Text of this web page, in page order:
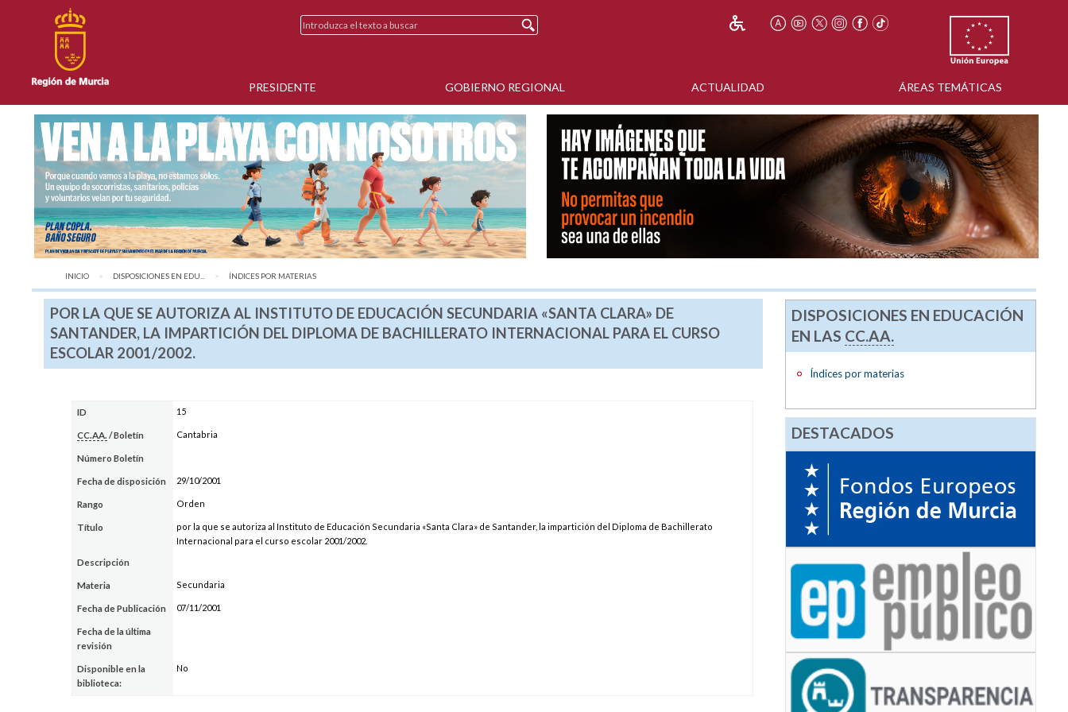
PRESIDENTE GOBIERNO REGIONAL ACTUALIDAD ÁREAS TEMÁTICAS
INICIO DISPOSICIONES EN EDU... AQUÍ:
ÍNDICES POR MATERIAS
POR LA QUE SE AUTORIZA AL INSTITUTO DE EDUCACIÓN SECUNDARIA «SANTA CLARA» DE
SANTANDER, LA IMPARTICIÓN DEL DIPLOMA DE BACHILLERATO INTERNACIONAL PARA EL CURSO
ESCOLAR 2001/2002.
ID 15
CC.AA. / Boletín Cantabria
Número Boletín
Fecha de disposición 29/10/2001
Rango Orden
Título
por la que se autoriza al Instituto de Educación Secundaria «Santa Clara» de Santander, la impartición del Diploma de Bachillerato
Internacional para el curso escolar 2001/2002.
Descripción
Materia Secundaria
Fecha de Publicación 07/11/2001
Fecha de la última
revisión
Disponible en la
biblioteca:
No
DISPOSICIONES EN EDUCACIÓN
EN LAS CC.AA.
Índices por materias
DESTACADOS